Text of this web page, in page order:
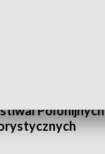
Polonijnych